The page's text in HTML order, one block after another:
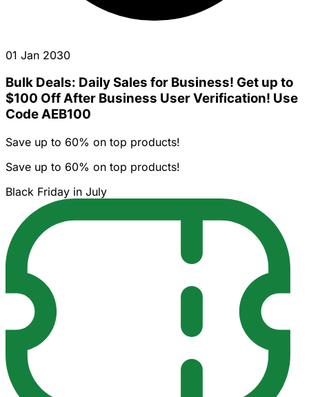
01 Jan 2030
Bulk Deals: Daily Sales for Business! Get up to
$100 Off After Business User Verification! Use
Code AEB100
Save up to 60% on top products!
Save up to 60% on top products!
Black Friday in July